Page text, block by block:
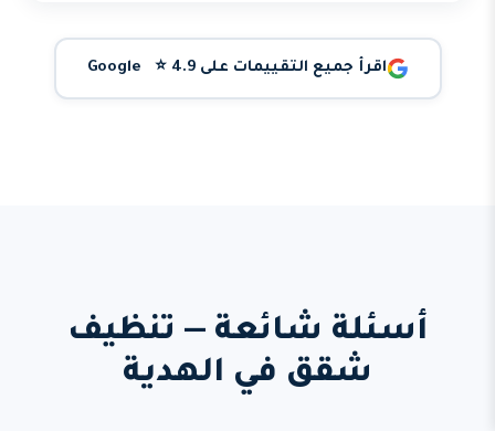
اقرأ جميع التقييمات على Google ⭐ 4.9
أسئلة شائعة — تنظيف
شقق في الهدية